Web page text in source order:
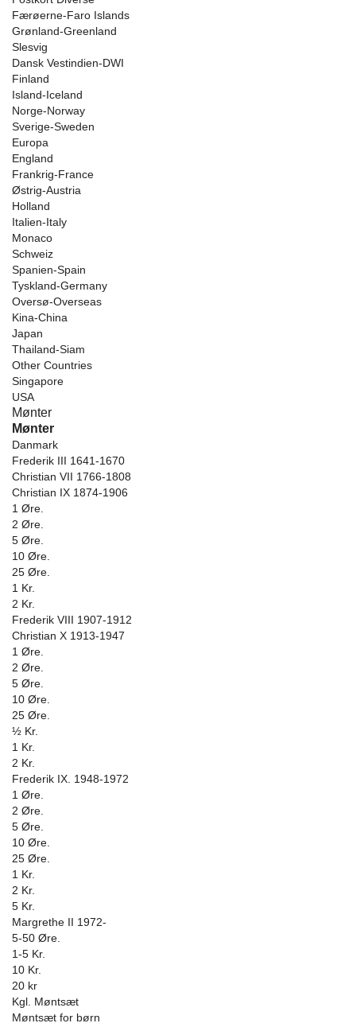
Færøerne-Faro Islands
Grønland-Greenland
Slesvig
Dansk Vestindien-DWI
Finland
Island-Iceland
Norge-Norway
Sverige-Sweden
Europa
England
Frankrig-France
Østrig-Austria
Holland
Italien-Italy
Monaco
Schweiz
Spanien-Spain
Tyskland-Germany
Oversø-Overseas
Kina-China
Japan
Thailand-Siam
Other Countries
Singapore
USA
Mønter
Mønter
Danmark
Frederik III 1641-1670
Christian VII 1766-1808
Christian IX 1874-1906
1 Øre.
2 Øre.
5 Øre.
10 Øre.
25 Øre.
1 Kr.
2 Kr.
Frederik VIII 1907-1912
Christian X 1913-1947
1 Øre.
2 Øre.
5 Øre.
10 Øre.
25 Øre.
½ Kr.
1 Kr.
2 Kr.
Frederik IX. 1948-1972
1 Øre.
2 Øre.
5 Øre.
10 Øre.
25 Øre.
1 Kr.
2 Kr.
5 Kr.
Margrethe II 1972-
5-50 Øre.
1-5 Kr.
10 Kr.
20 kr
Kgl. Møntsæt
Møntsæt for børn